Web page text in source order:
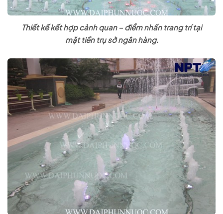
Thiết kế kết hợp cảnh quan – điểm nhấn trang trí tại
mặt tiền trụ sở ngân hàng.